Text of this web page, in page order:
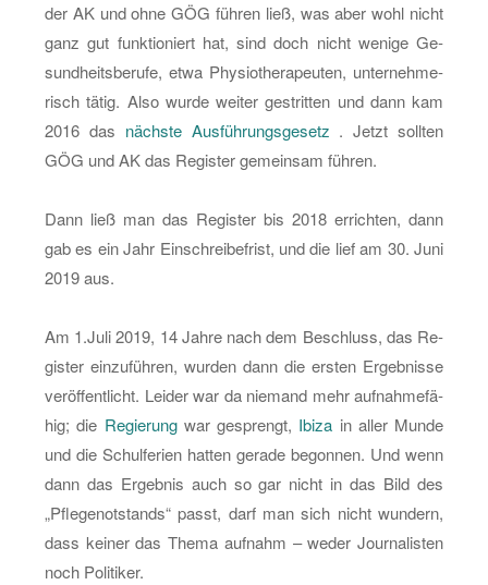
der AK und ohne GÖG füh­ren ließ, was aber wohl nicht
ganz gut funk­tio­niert hat, sind doch nicht we­ni­ge Ge­
sund­heits­be­ru­fe, etwa Phy­sio­the­ra­peu­ten, un­ter­neh­me­
risch tätig. Also wurde wei­ter ge­strit­ten und dann kam
2016 das nächs­te Aus­füh­rungs­ge­setz . Jetzt soll­ten
GÖG und AK das Re­gis­ter ge­mein­sam füh­ren.
Dann ließ man das Re­gis­ter bis 2018 er­rich­ten, dann
gab es ein Jahr Ein­schrei­be­frist, und die lief am 30. Juni
2019 aus.
Am 1.​Juli 2019, 14 Jahre nach dem Be­schluss, das Re­
gis­ter ein­zu­füh­ren, wur­den dann die ers­ten Er­geb­nis­se
ver­öf­fent­licht. Lei­der war da nie­mand mehr auf­nah­me­fä­
hig; die Re­gie­rungwar ge­sprengt, Ibiza in aller Munde
und die Schul­fe­ri­en hat­ten ge­ra­de be­gon­nen. Und wenn
dann das Er­geb­nis auch so gar nicht in das Bild des
„Pfle­ge­not­stands“ passt, darf man sich nicht wun­dern,
dass kei­ner das Thema auf­nahm – weder Jour­na­lis­ten
noch Po­li­ti­ker.